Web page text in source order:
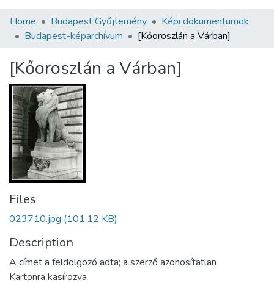
Communities & Collections
Statistics
About us
Home Budapest Gyűjtemény
Képi dokumentumok
Budapest-képarchívum
[Kőoroszlán a Várban]
[Kőoroszlán a Várban]
Files
023710.jpg (101.12 KB)
Description
A címet a feldolgozó adta; a szerző azonosítatlan
Kartonra kasírozva